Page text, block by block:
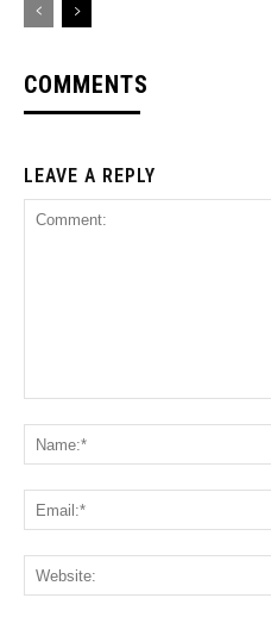
COMMENTS
LEAVE A REPLY